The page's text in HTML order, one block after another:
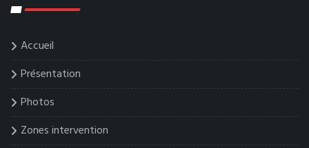
Accueil
Présentation
Photos
Zones intervention